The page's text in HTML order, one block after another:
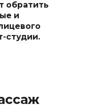
обратить
и
студии.